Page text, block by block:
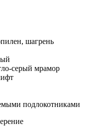
шагрень
серый мрамор
подлокотниками